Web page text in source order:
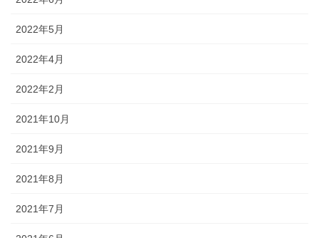
2022年5月
2022年4月
2022年2月
2021年10月
2021年9月
2021年8月
2021年7月